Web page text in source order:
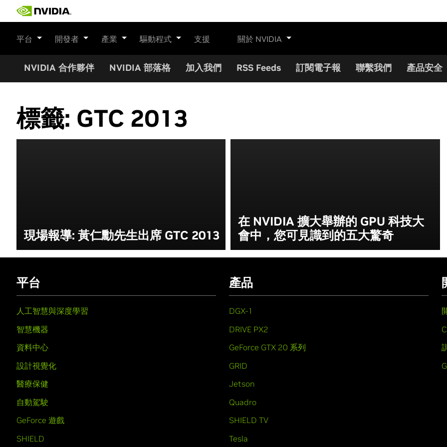
平台 開發者 產業 驅動程式 支援 關於 NVIDIA
NVIDIA 合作夥伴 NVIDIA 部落格 加入我們 RSS Feeds 訂閱電子報 聯繫我們 產品安全
標籤: GTC 2013
現場報導: 黃仁勳先生出席 GTC 2013
在 NVIDIA 擴大舉辦的 GPU 科技大
會中，您可見識到的五大驚奇
平台
人工智慧與深度學習
智慧機器
資料中心
設計視覺化
醫療保健
自動駕駛
GeForce 遊戲
SHIELD
產品
DGX-1
DRIVE PX2
GeForce GTX 20 系列
GRID
Jetson
Quadro
SHIELD TV
Tesla